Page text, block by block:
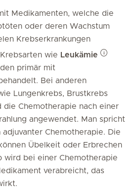
Medikamenten, welche die
oder deren Wachstum
Krebserkrankungen
wie Leukämie
primär mit
Bei anderen
Lungenkrebs, Brustkrebs
die Chemotherapie nach einer
angewendet. Man spricht
adjuvanter Chemotherapie. Die
Übelkeit oder Erbrechen
wird bei einer Chemotherapie
verabreicht, das